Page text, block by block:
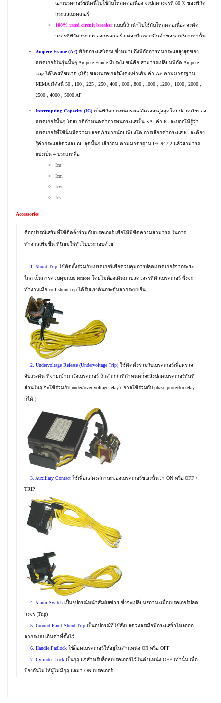
เอาเบรคเกอร์ชนิดนี้ไปใช้กับโหลดต่อเนื่อง จะปลดวงจรที่ 80 % ของพิกัด
กระแสเบรคเกอร์
100% rated circuit breakerแบบนี้ถ้านำไปใช้กับโหลดต่อเนื่อง จะตัด
วงจรที่พิกัดกระแสของเบรคเกอร์ แต่จะมีเฉพาะสินค้าของอเมริกาเท่านั้น
Ampere Frame (AF) พิกัดกระแสโครง ซึ่งหมายถึงพิกัดการทนกระแสสูงสุดของ
เบรคเกอร์ในรุ่นนั้นๆ Ampere Frame มีประโยชน์คือ สามารถเปลี่ยนพิกัด Ampere
Trip ได้โดยที่ขนาด (มิติ) ของเบรคเกอร์ยังคงเท่าเดิม ค่า AF ตามมาตรฐาน
NEMA มีดังนี้ 50 , 100 , 225 , 250 , 400 , 600 , 800 , 1000 , 1200 , 1600 , 2000 ,
2500 , 4000 , 5000 AF
Interrupting Capacity (IC) เป็นพิกัดการทนกระแสลัดวงจรสูงสุดโดยปลอดภัยของ
เบรคเกอร์นั้นๆ โดยปกติกำหนดค่าการทนกระแสเป็น KA. ค่า IC จะบอกให้รู้ว่า
เบรคเกอร์ที่ใช้นั้นมีความปลอดภัยมากน้อยเพียงใด การเลือกค่ากระแส IC จะต้อง
รู้ค่ากระแสลัดวงจร ณ. จุดนั้นๆ เสียก่อน ตามมาตรฐาน IEC947-2 แล้วสามารถ
แบ่งเป็น 4 ประเภทคือ
Icu
Icm
Icw
Ics
Accessories
คืออุปกรณ์เสริมที่ใช้ติดตั้งร่วมกับเบรคเกอร์ เพื่อให้มีขีดความสามารถ ในการ
ทำงานเพิ่มขึ้น ที่นิยมใช้ทั่วไปประกอบด้วย
1. Shunt Trip ใช้ติดตั้งร่วมกับเบรคเกอร์เพื่อควบคุมการปลดเบรคเกอร์จากระยะ
ไกล เป็นการควบคุมแบบ remote โดยไม่ต้องเดินมาปลดวงจรที่ตัวเบรคเกอร์ ซึ่งจะ
ทำงานเมื่อ coil shunt trip ได้รับแรงดันกระตุ้นจากระบบอื่น
2. Undervoltage Release (Undervoltage Trip) ใช้ติดตั้งร่วมกับเบรคเกอร์เพื่อตรวจ
จับแรงดัน ที่จ่ายเข้ามายังเบรคเกอร์ ถ้าต่ำกว่าที่กำหนดก็จะสั่งปลดเบรคเกอร์ทันที
ส่วนใหญ่จะใช้ร่วมกับ under/over voltage relay ( อาจใช้ร่วมกับ phase protector relay
ก็ได้ )
3. Auxiliary Contact ใช้เพื่อแสดงสถานะของเบรคเกอร์ขณะนั้นว่า ON หรือ OFF /
TRIP
4. Alarm Switch เป็นอุปกรณ์หน้าสัมผัสช่วย ซึ่งจะเปลี่ยนสถานะเมื่อเบรคเกอร์ปลด
วงจร (Trip)
5. Ground Fault Shunt Trip เป็นอุปกรณ์ที่ใช้สั่งปลดวงจรเมื่อมีกระแสรั่วไหลออก
จากระบบ เกินค่าที่ตั้งไว้
6. Handle Padlock ใช้ล็อคเบรคเกอร์ให้อยู่ในตำแหน่ง ON หรือ OFF
7. Cylinder Lock เป็นกุญแจสำหรับล็อคเบรคเกอร์ไว้ในตำแหน่ง OFF เท่านั้น เพื่อ
ป้องกันไม่ให้ผู้ไม่มีกุญแจมา ON เบรคเกอร์